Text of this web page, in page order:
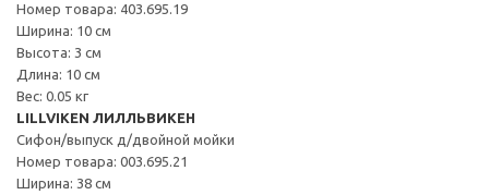
Номер товара: 403.695.19
Ширина: 10 см
Высота: 3 см
Длина: 10 см
Вес: 0.05 кг
LILLVIKEN ЛИЛЛЬВИКЕН
Сифон/выпуск д/двойной мойки
Номер товара: 003.695.21
Ширина: 38 см